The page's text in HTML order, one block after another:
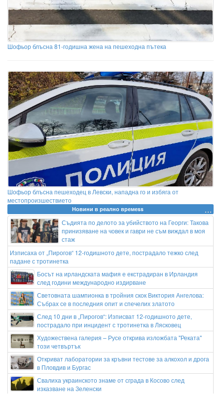
Шофьор блъсна 81-годишна жена на пешеходна пътека
Шофьор блъсна пешеходец в Левски, нападна го и избяга от
местопроизшествието
Новини в реално времеss
Съдията по делото за убийството на Георги: Такова
принизяване на човек и гаври не съм виждал в моя
стаж
Изписаха от „Пирогов“ 12-годишното дете, пострадало тежко след
падане с тротинетка
Босът на ирландската мафия е екстрадиран в Ирландия
след години международно издирване
Световната шампионка в тройния скок Виктория Ангелова:
Събрах се в последния опит и спечелих златото
След 10 дни в „Пирогов“: Изписват 12-годишното дете,
пострадало при инцидент с тротинетка в Лясковец
Художествена галерия – Русе открива изложбата "Реката"
този четвъртък
Откриват лаборатории за кръвни тестове за алкохол и дрога
в Пловдив и Бургас
Свалиха украинското знаме от сграда в Косово след
изказване на Зеленски